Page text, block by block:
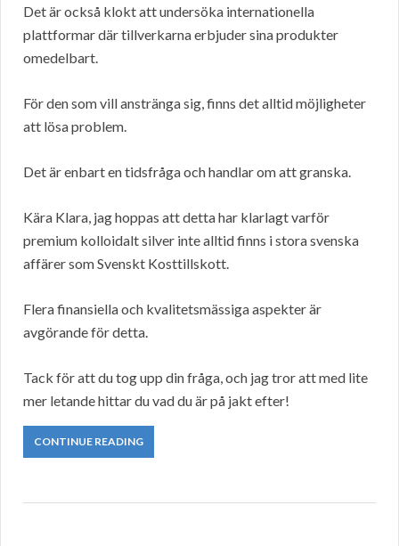
Det är också klokt att undersöka internationella
plattformar där tillverkarna erbjuder sina produkter
omedelbart.
För den som vill anstränga sig, finns det alltid möjligheter
att lösa problem.
Det är enbart en tidsfråga och handlar om att granska.
Kära Klara, jag hoppas att detta har klarlagt varför
premium kolloidalt silver inte alltid finns i stora svenska
affärer som Svenskt Kosttillskott.
Flera finansiella och kvalitetsmässiga aspekter är
avgörande för detta.
Tack för att du tog upp din fråga, och jag tror att med lite
mer letande hittar du vad du är på jakt efter!
CONTINUE READING